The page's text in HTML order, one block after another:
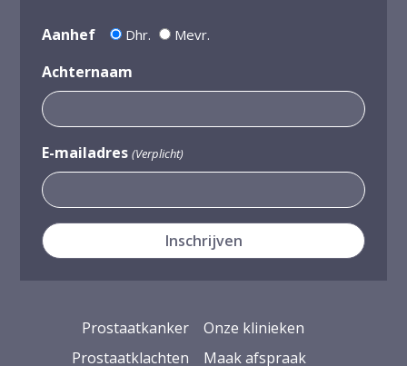
Aanhef Dhr. Mevr.
Achternaam
E-mailadres (Verplicht)
Prostaatkanker
Prostaatklachten
Onze klinieken
Maak afspraak